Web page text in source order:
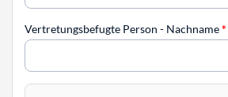
Vertretungsbefugte Person - Nachname*